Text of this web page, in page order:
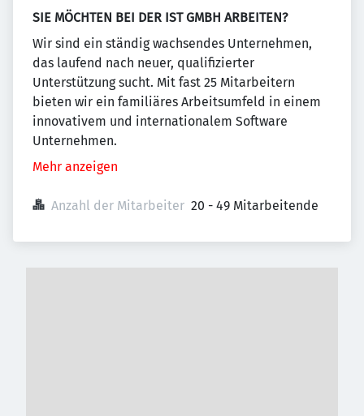
SIE MÖCHTEN BEI DER IST GMBH ARBEITEN?
Wir sind ein ständig wachsendes Unternehmen,
das laufend nach neuer, qualifizierter
Unterstützung sucht. Mit fast 25 Mitarbeitern
bieten wir ein familiäres Arbeitsumfeld in einem
innovativem und internationalem Software
Unternehmen.
Mehr anzeigen
Anzahl der Mitarbeiter 20 - 49 Mitarbeitende